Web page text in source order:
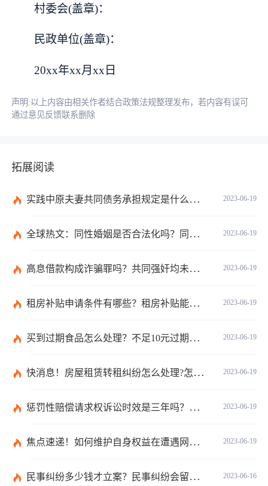
村委会(盖章)：
民政单位(盖章)：
20xx年xx月xx日
声明:以上内容由相关作者结合政策法规整理发布，若内容有误可
通过意见反馈联系删除
拓展阅读
2023-06-19
实践中原夫妻共同债务承担规定是什么？离婚时债权分割依据是什么？
2023-06-19
全球热文：同性婚姻是否合法化吗？同性婚姻合法国家有哪些？
2023-06-19
高息借款构成诈骗罪吗？共同强奸均未遂是否构成轮奸？
2023-06-19
租房补贴申请条件有哪些？租房补贴能拿几年？|天天快播
2023-06-19
买到过期食品怎么处理？不足10元过期商品怎么赔偿？
2023-06-19
快消息！房屋租赁转租纠纷怎么处理?怎么处理房屋转租纠纷?
2023-06-19
惩罚性赔偿请求权诉讼时效是三年吗？惩罚性赔偿的现行法律是哪条？
2023-06-19
焦点速递！如何维护自身权益在遭遇网络诈骗情况下？网络诈骗案件举报方式是什么？
2023-06-16
民事纠纷多少钱才立案？民事纠纷会留案底吗？